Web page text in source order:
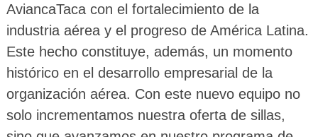
AviancaTaca con el fortalecimiento de la
industria aérea y el progreso de América Latina.
Este hecho constituye, además, un momento
histórico en el desarrollo empresarial de la
organización aérea. Con este nuevo equipo no
solo incrementamos nuestra oferta de sillas,